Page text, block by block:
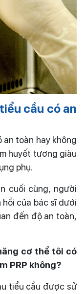
cầu có an
an toàn hay không
huyết tương giàu
phụ.
cuối cùng, người
của bác sĩ dưới
đến độ an toàn,
cơ thể tôi có
PRP không?
tiểu cầu được sử